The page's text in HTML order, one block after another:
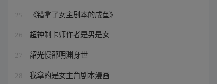
25 《错拿了女主剧本的咸鱼》
26 超神制卡师作者是男是女
27 韶光慢邵明渊身世
28 我拿的是女主角剧本漫画